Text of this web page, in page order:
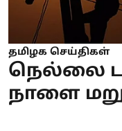
தமிழக செய்திகள்
நெல்லை
நாளை